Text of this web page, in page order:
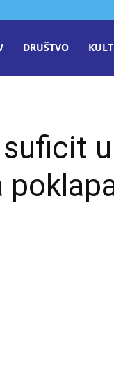
DRUŠTVO